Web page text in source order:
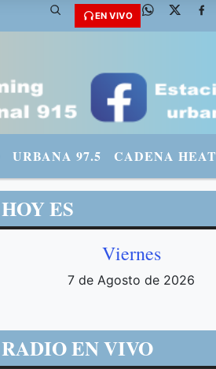
EN VIVO
URBANA 97.5 CADENA HEAT
HOY ES
Viernes
7 de Agosto de 2026
RADIO EN VIVO